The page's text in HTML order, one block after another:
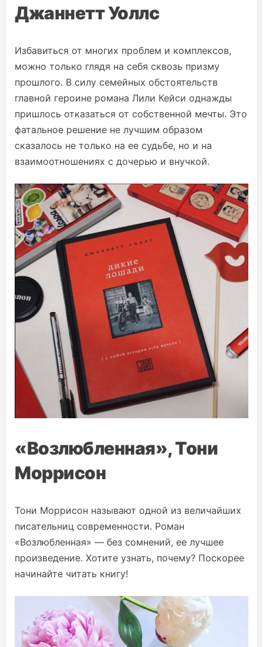
Джаннетт Уоллс
Избавиться от многих проблем и комплексов,
можно только глядя на себя сквозь призму
прошлого. В силу семейных обстоятельств
главной героине романа Лили Кейси однажды
пришлось отказаться от собственной мечты. Это
фатальное решение не лучшим образом
сказалось не только на ее судьбе, но и на
взаимоотношениях с дочерью и внучкой.
«Возлюбленная», Тони
Моррисон
Тони Моррисон называют одной из величайших
писательниц современности. Роман
«Возлюбленная» — без сомнений, ее лучшее
произведение. Хотите узнать, почему? Поскорее
начинайте читать книгу!